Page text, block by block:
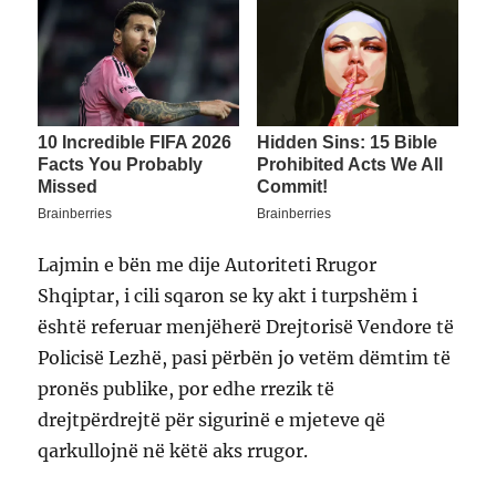
Lajmin e bën me dije Autoriteti Rrugor
Shqiptar, i cili sqaron se ky akt i turpshëm i
është referuar menjëherë Drejtorisë Vendore të
Policisë Lezhë, pasi përbën jo vetëm dëmtim të
pronës publike, por edhe rrezik të
drejtpërdrejtë për sigurinë e mjeteve që
qarkullojnë në këtë aks rrugor.